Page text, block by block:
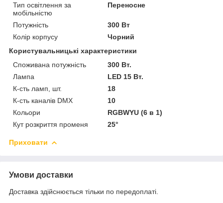
Тип освітлення за
мобільністю
Переносне
Потужність
300 Вт
Колір корпусу
Чорний
Користувальницькі характеристики
Споживана потужність
300 Вт.
Лампа
LED 15 Вт.
К-сть ламп, шт.
18
К-сть каналів DMX
10
Кольори
RGBWYU (6 в 1)
Кут розкриття променя
25°
Приховати
Умови доставки
Доставка здійснюється тільки по передоплаті.